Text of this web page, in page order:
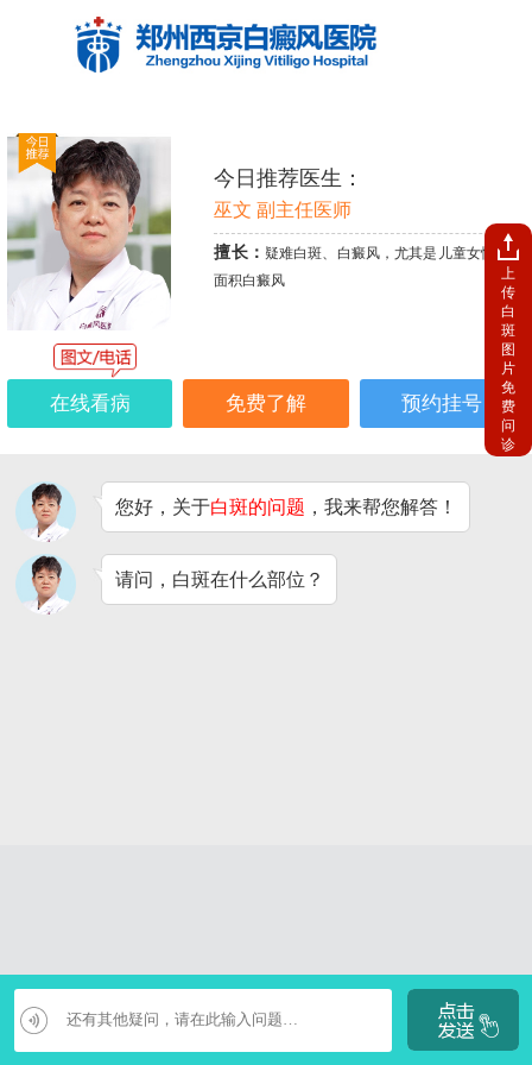
今日推荐医生：
巫文 副主任医师
擅长： 疑难白斑、白癜风，尤其是儿童女性、大
面积白癜风
在线看病 免费了解 预约挂号
您好，关于白斑的问题 ，我来帮您解答！
请问，白斑在什么部位？
上
传
白
斑
图
片
免
费
问
诊